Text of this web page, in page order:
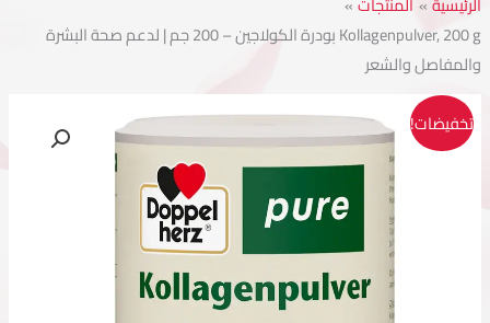
Kollagenpulver, 200 g بودرة الكولاجين – 200 جم | لدعم صحة البشرة
والشعر
السعر
الأصلي
هو:
249,00د.م..
السعر
الحالي
هو:
199,00د.م..
كمية
Kollagenpulver,